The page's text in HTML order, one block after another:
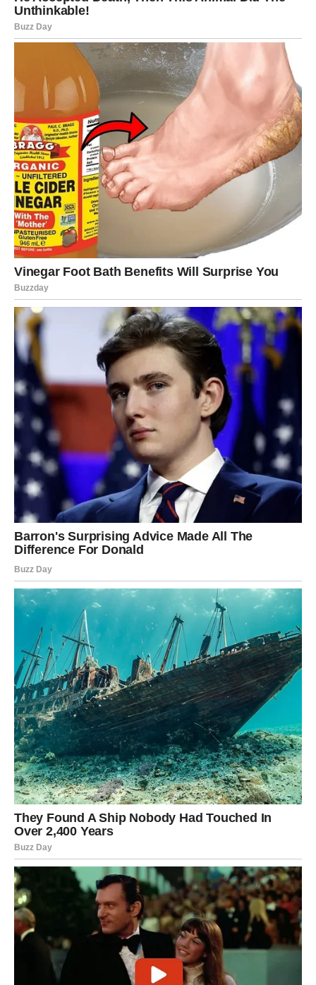
ko može da prati njen intenzitet i razume njene emocije.
Moguće je da će se ljubav pojaviti onda kada je najmanje
očekuju – tokom putovanja, poslovnog kontakta ili preko
osobe iz prošlosti koja se iznenada vraća u njihov život.
Ono što je sigurno jeste da će emocije biti ogromne.
Mnoge Škorpije će doživeti trenutak u kojem će shvatiti
da više ne žele površne odnose i igre. Poželeće nešto
trajno, iskreno i stabilno – a upravo to im sudbina sada
donosi.
Za zauzete Škorpije ovo je period velikih odluka. Neki će
podići vezu na viši nivo, dok će drugi konačno rešiti
probleme koji su dugo stvarali tenziju u odnosu.
Jedno je sigurno – Škorpije do kraja meseca više neće
biti iste osobe. Ljubav koju upoznaju ostaviće ogroman
trag na njihovom srcu.
RIBE – OSTVARUJE IM SE
EMOTIVNI SAN
Ribe su znak koji najviše veruje u srodne duše,
sudbinske susrete i ljubav koja traje zauvek. Iako su
često bile razočarane, negde duboko u sebi nikada nisu
prestale da veruju da prava osoba postoji.
I upravo sada univerzum ih nagrađuje zbog toga.
Do kraja meseca Ribe ulaze u jedan od najlepših
emotivnih perioda u poslednjih nekoliko godina. Njihov
ljubavni život može se promeniti gotovo preko noći.
Osoba koja dolazi doneće im osećaj sigurnosti, nežnosti i
mira koji dugo nisu osetile.
Ono što će Ribe posebno iznenaditi jeste lakoća sa kojom
će se sve odvijati. Neće biti komplikacija, nejasnih poruka
ni emotivne distance. Sve će dolaziti prirodno, spontano i
iskreno.
Kod mnogih Riba nova ljubav počeće kroz dopisivanje ili
neočekivan kontakt. Moguće je da će upravo jedna